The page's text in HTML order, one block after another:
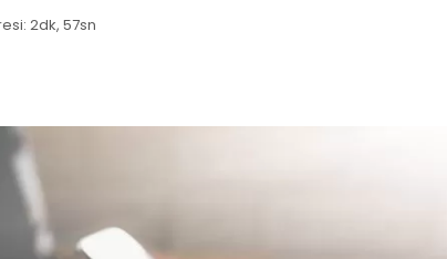
2dk, 57sn